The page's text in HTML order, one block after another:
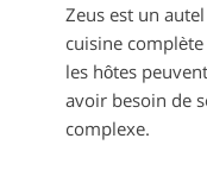
Zeus est un
cuisine
les hôtes
avoir besoin de
complexe.